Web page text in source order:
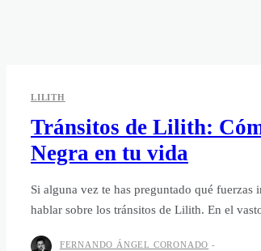
LILITH
Tránsitos de Lilith:
Negra en tu vida
Si alguna vez te has preguntado qué
hablar sobre los tránsitos de Lilith. En el
FERNANDO ÁNGEL CORONADO -